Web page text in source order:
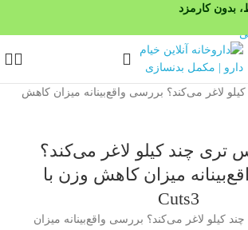
تری چند کیلو لاغر می‌کند؟
میزان کاهش وزن با
Cuts3
کیلو لاغر می‌کند؟ بررسی واقع‌بینانه میزان